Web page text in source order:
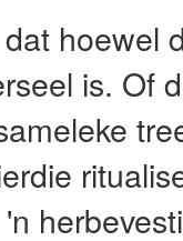
hoewel
is. Of